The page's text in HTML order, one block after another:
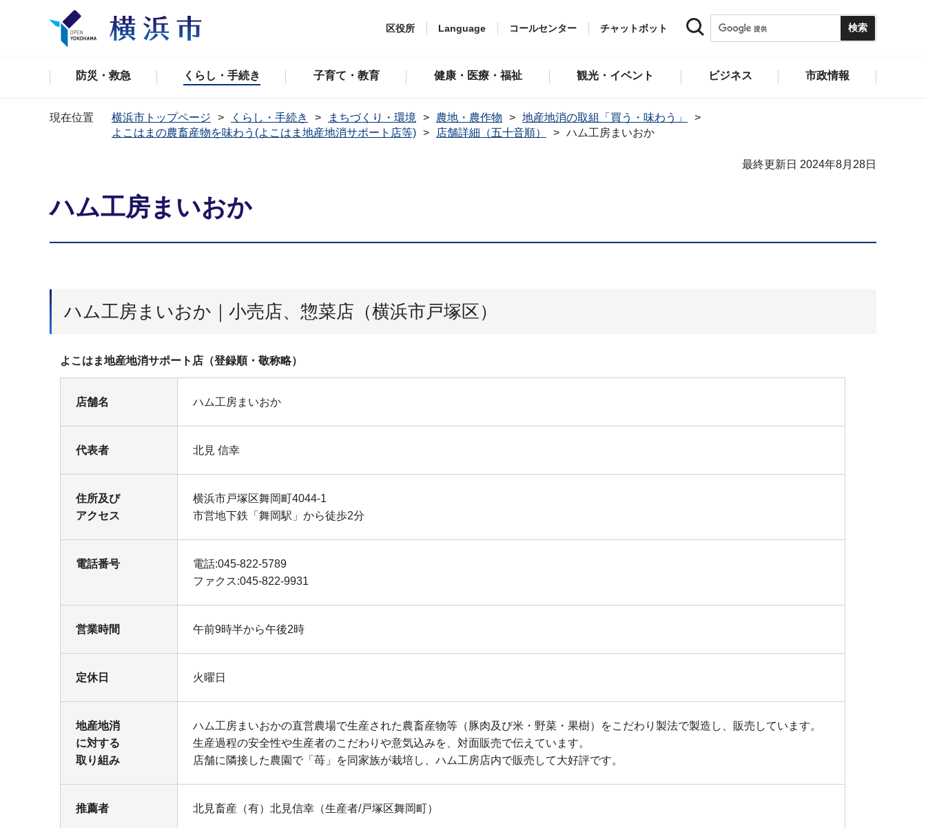
区役所 Language コールセンター チャットボット
防災・救急 くらし・手続き 子育て・教育 健康・医療・福祉 観光・イベント ビジネス 市政情報
現在位置 横浜市トップページ くらし・手続き まちづくり・環境 農地・農作物
地産地消の取組「買う・味わう」
よこはまの農畜産物を味わう(よこはま地産地消サポート店等)
店舗詳細（五十音順） ハム工房まいおか
最終更新日 2024年8月28日
ハム工房まいおか
ハム工房まいおか｜小売店、惣菜店（横浜市戸塚区）
よこはま地産地消サポート店（登録順・敬称略）
店舗名 ハム工房まいおか
代表者 北見 信幸
住所及び
アクセス
横浜市戸塚区舞岡町4044-1
市営地下鉄「舞岡駅」から徒歩2分
電話番号
電話:045-822-5789
ファクス:045-822-9931
営業時間 午前9時半から午後2時
定休日 火曜日
地産地消
に対する
取り組み
ハム工房まいおかの直営農場で生産された農畜産物等（豚肉及び米・野菜・果樹）をこだわり製法で製造し、販売しています。
生産過程の安全性や生産者のこだわりや意気込みを、対面販売で伝えています。
店舗に隣接した農園で「苺」を同家族が栽培し、ハム工房店内で販売して大好評です。
推薦者 北見畜産（有）北見信幸（生産者/戸塚区舞岡町）